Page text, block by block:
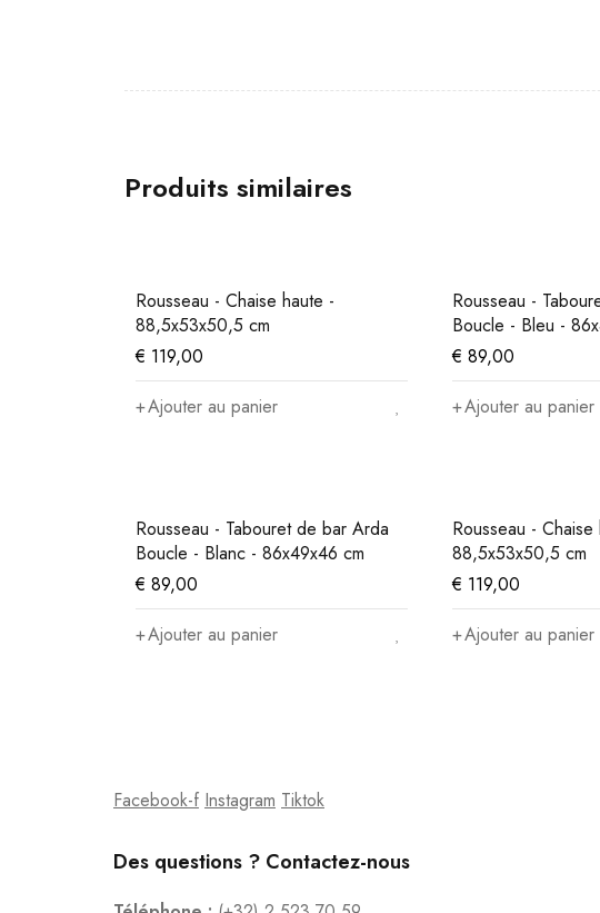
Produits similaires
Rousseau - Chaise haute -
88,5x53x50,5 cm
€ 119,00
Ajouter au panier
Rousseau -
Boucle - Bleu -
€ 89,00
Ajouter au panier
Rousseau - Tabouret de bar Arda
Boucle - Blanc - 86x49x46 cm
€ 89,00
Ajouter au panier
Rousseau - Chaise
88,5x53x50,5 cm
€ 119,00
Ajouter au panier
Facebook-f Instagram Tiktok
Des questions ? Contactez-nous